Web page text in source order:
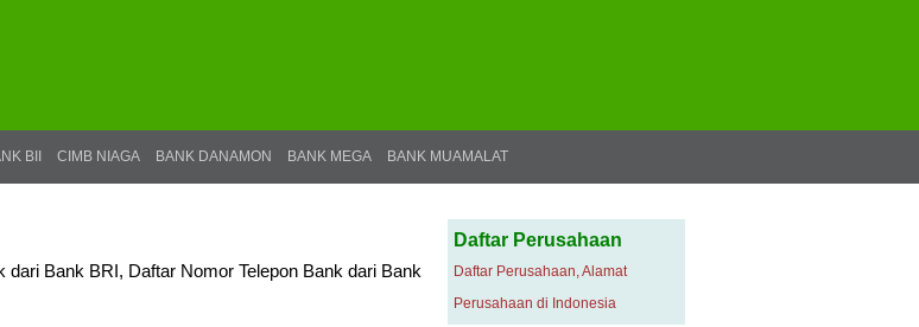
BII CIMB NIAGA BANK DANAMON BANK MEGA BANK MUAMALAT
Bank BRI, Daftar Nomor Telepon Bank dari Bank
Daftar Perusahaan
Daftar Perusahaan, Alamat
Perusahaan di Indonesia